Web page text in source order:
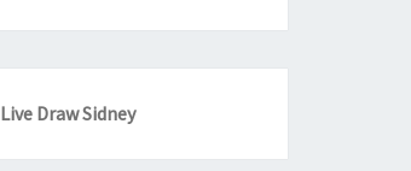
Live Draw Sidney